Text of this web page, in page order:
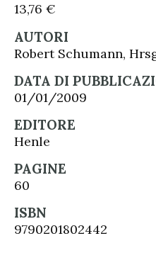
13,76 €
AUTORI
Robert Schumann,
DATA DI
01/01/2009
EDITORE
Henle
PAGINE
60
ISBN
9790201802442